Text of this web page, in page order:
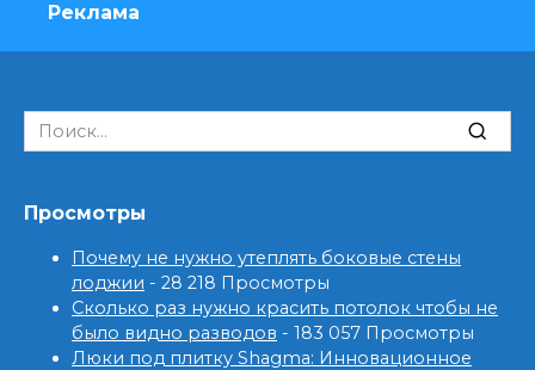
Реклама
Search
for:
Просмотры
Почему не нужно утеплять боковые стены
лоджии - 28 218 Просмотры
Сколько раз нужно красить потолок чтобы не
было видно разводов - 183 057 Просмотры
Люки под плитку Shagma: Инновационное